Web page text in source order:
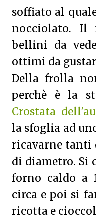
soffiato al
nocciolato. Il
bellini da
ottimi da
Della frolla
perchè è la
Crostata
la sfoglia ad
ricavarne tanti
di diametro. Si
forno caldo a
circa e poi si
ricotta e